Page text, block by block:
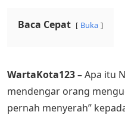
Baca Cepat Buka
WartaKota123 –Apa itu
mendengar orang
pernah menyerah”